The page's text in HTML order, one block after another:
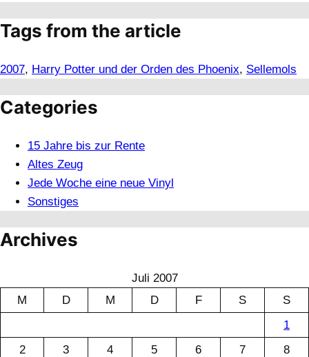
Tags from the article
2007, Harry Potter und der Orden des Phoenix, Sellemols
Categories
15 Jahre bis zur Rente
Altes Zeug
Jede Woche eine neue Vinyl
Sonstiges
Archives
Juli 2007
M
D M D F S
S
1
2
3 4 5 6 7
8